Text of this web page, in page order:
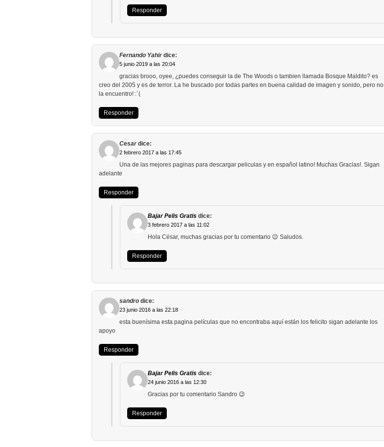
Responder
Fernando Yahir dice:
5 junio 2019 a las 20:04
gracias brooo, oyee, ¿puedes conseguir la de The Woods o tambien llamada Bosque Maldito? es
creo del 2005 y es de terror. La he buscado por todas partes en buena calidad de imagen y sonido, pero no
la encuentro! :´(
Responder
Cesar dice:
2 febrero 2017 a las 17:45
Una de las mejores paginas para descargar peliculas y en español latino! Muchas Gracias!. Sigan
adelante
Responder
Bajar Pelis Gratis dice:
3 febrero 2017 a las 11:02
Hola César, muchas gracias por tu comentario 😉 Saludos.
Responder
sandro dice:
23 junio 2016 a las 22:18
esta buenísima esta pagina películas que no encontraba aquí están los felicito sigan adelante los
apoyo
Responder
Bajar Pelis Gratis dice:
24 junio 2016 a las 12:30
Gracias por tu comentario Sandro 😉
Responder